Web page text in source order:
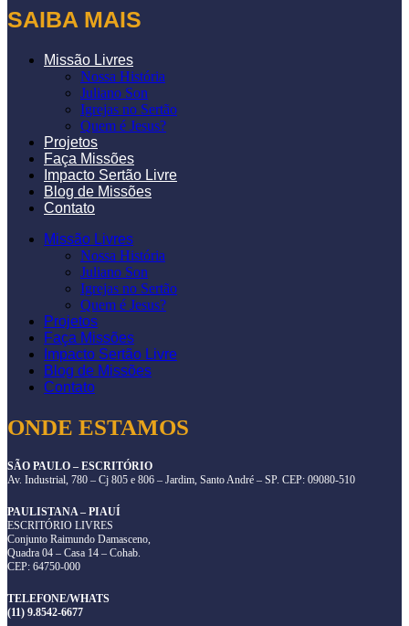
SAIBA MAIS
Missão Livres
Nossa História
Juliano Son
Igrejas no Sertão
Quem é Jesus?
Projetos
Faça Missões
Impacto Sertão Livre
Blog de Missões
Contato
Missão Livres
Nossa História
Juliano Son
Igrejas no Sertão
Quem é Jesus?
Projetos
Faça Missões
Impacto Sertão Livre
Blog de Missões
Contato
ONDE ESTAMOS
SÃO PAULO – ESCRITÓRIO
Av. Industrial, 780 – Cj 805 e 806 – Jardim, Santo André – SP. CEP: 09080-510
PAULISTANA – PIAUÍ
ESCRITÓRIO LIVRES
Conjunto Raimundo Damasceno,
Quadra 04 – Casa 14 – Cohab.
CEP: 64750-000
TELEFONE/WHATS
(11) 9.8542-6677